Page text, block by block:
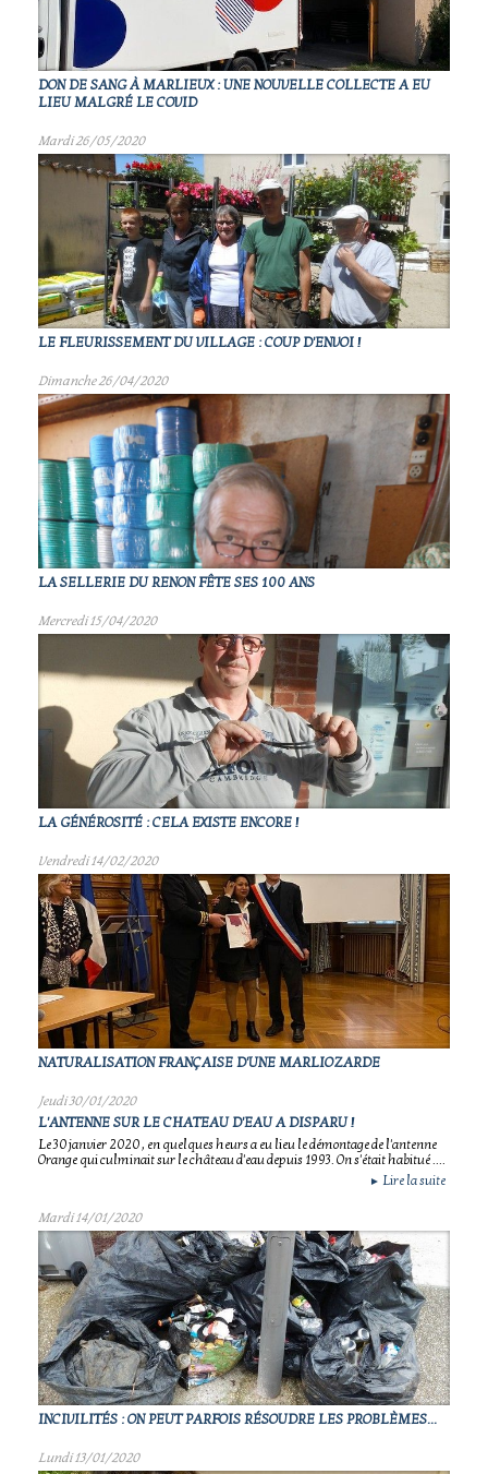
DON DE SANG À MARLIEUX : UNE NOUVELLE COLLECTE A EU
LIEU MALGRÉ LE COVID
Mardi 26/05/2020
LE FLEURISSEMENT DU VILLAGE : COUP D'ENVOI !
Dimanche 26/04/2020
LA SELLERIE DU RENON FÊTE SES 100 ANS
Mercredi 15/04/2020
LA GÉNÉROSITÉ : CELA EXISTE ENCORE !
Vendredi 14/02/2020
NATURALISATION FRANÇAISE D'UNE MARLIOZARDE
Jeudi 30/01/2020
L'ANTENNE SUR LE CHATEAU D'EAU A DISPARU !
Le 30 janvier 2020 , en quelques heurs a eu lieu le démontage de l'antenne
Orange qui culminait sur le château d'eau depuis 1993. On s'était habitué ....
► Lire la suite
Mardi 14/01/2020
INCIVILITÉS : ON PEUT PARFOIS RÉSOUDRE LES PROBLÈMES...
Lundi 13/01/2020